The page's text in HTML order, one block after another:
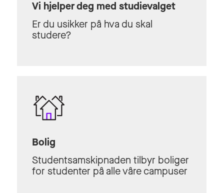
Vi hjelper deg med studievalget
Er du usikker på hva du skal
studere?
Bolig
Studentsamskipnaden tilbyr boliger
for studenter på alle våre campuser